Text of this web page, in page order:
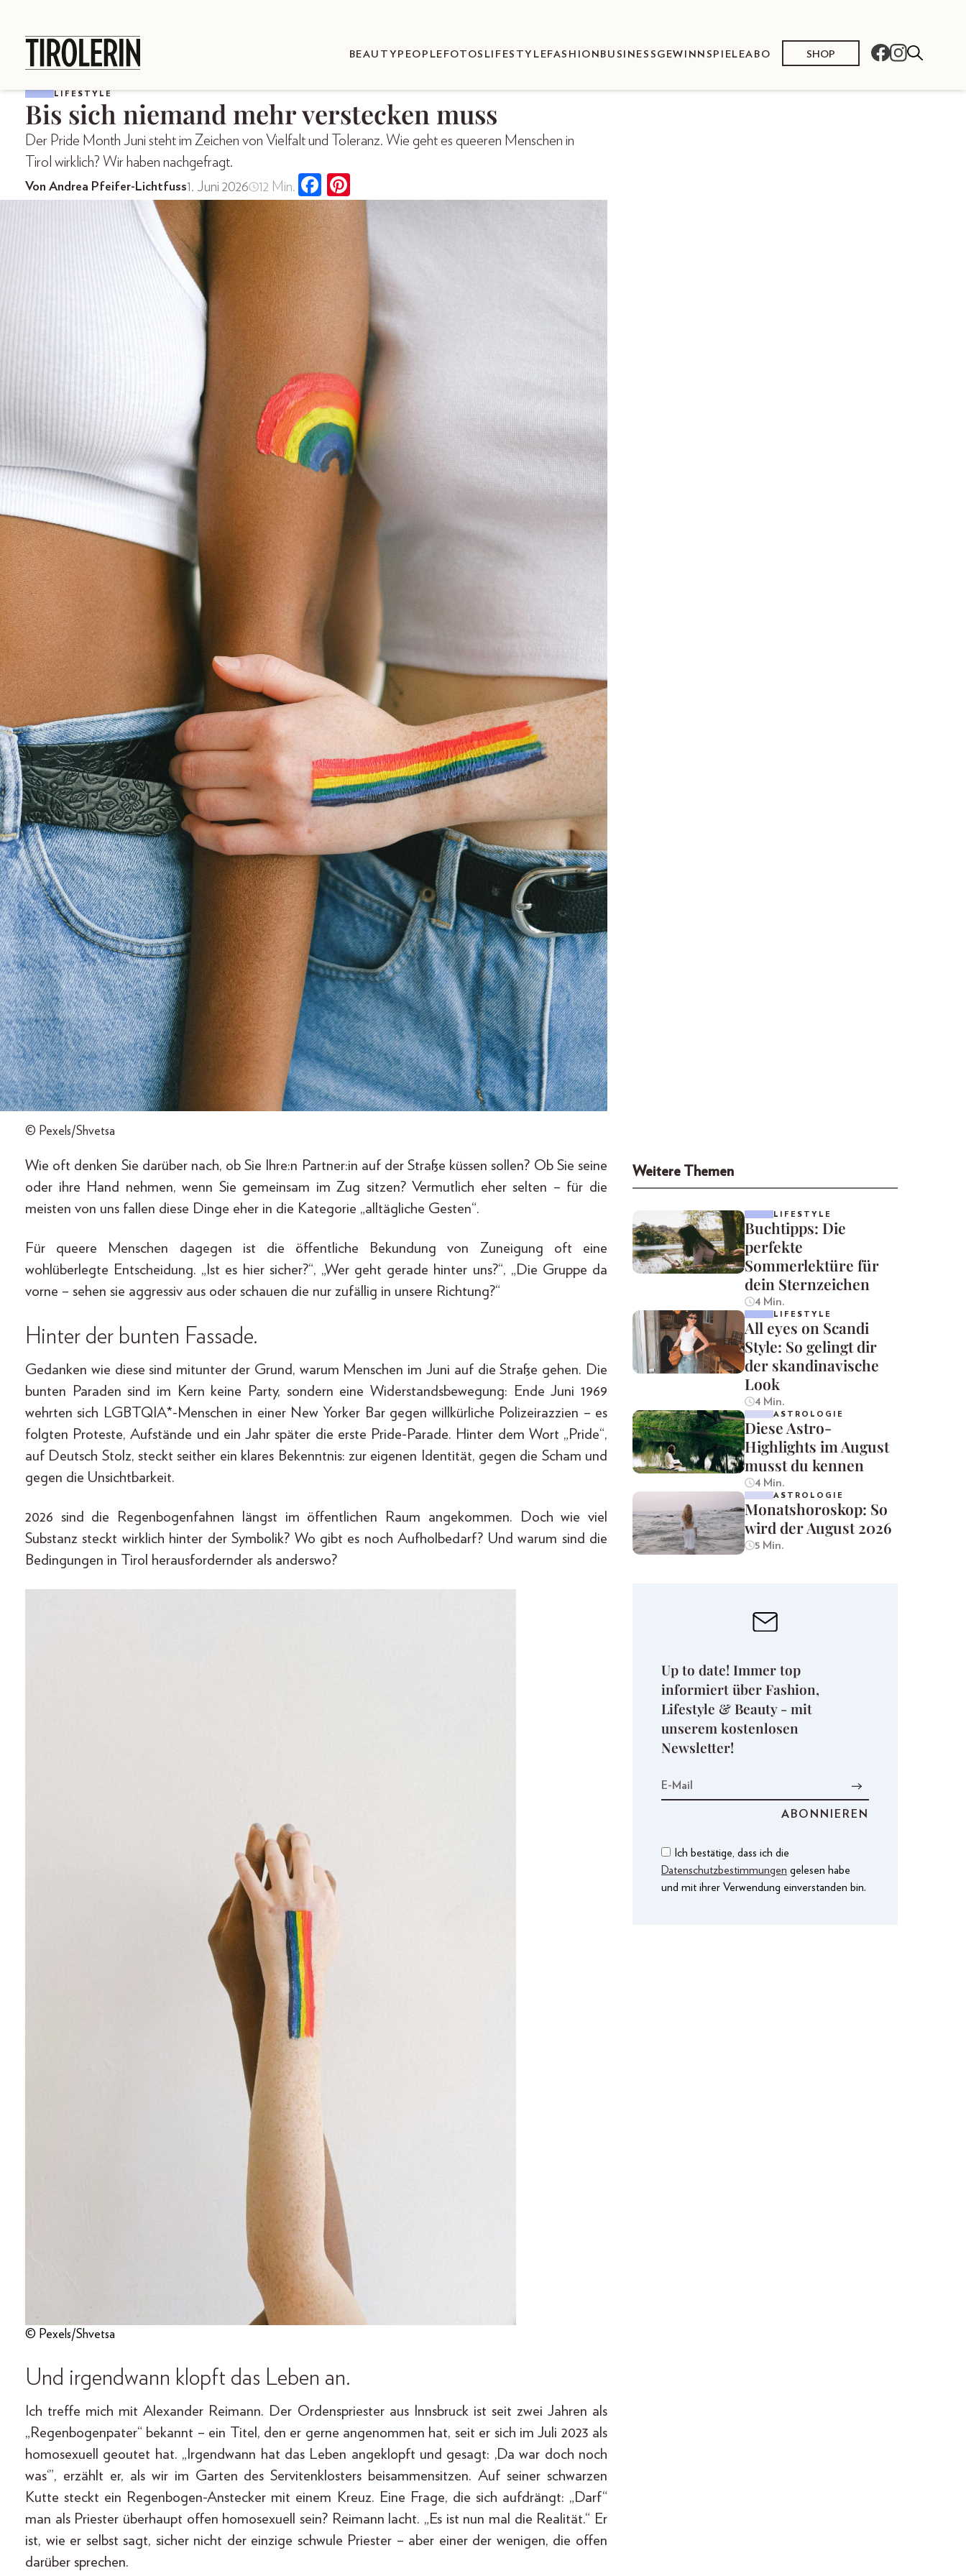
BEAUTY PEOPLE FOTOS LIFESTYLE FASHION BUSINESS GEWINNSPIELEABO SHOP
LIFESTYLE
Bis sich niemand mehr verstecken muss
Der Pride Month Juni steht im Zeichen von Vielfalt und Toleranz. Wie geht es queeren Menschen in
Tirol wirklich? Wir haben nachgefragt.
Von Andrea Pfeifer-Lichtfuss1. Juni 2026 12 Min.
© Pexels/Shvetsa
Wie oft denken Sie darüber nach, ob Sie Ihre:n Partner:in auf der Straße küssen sollen? Ob Sie seine
oder ihre Hand nehmen, wenn Sie gemeinsam im Zug sitzen? Vermutlich eher selten – für die
meisten von uns fallen diese Dinge eher in die Kategorie „alltägliche Gesten“.
Für queere Menschen dagegen ist die öffentliche Bekundung von Zuneigung oft eine
wohlüberlegte Entscheidung. „Ist es hier sicher?“, „Wer geht gerade hinter uns?“, „Die Gruppe da
vorne – sehen sie aggressiv aus oder schauen die nur zufällig in unsere Richtung?“
Hinter der bunten Fassade.
Gedanken wie diese sind mitunter der Grund, warum Menschen im Juni auf die Straße gehen. Die
bunten Paraden sind im Kern keine Party, sondern eine Widerstandsbewegung: Ende Juni 1969
wehrten sich LGBTQIA*-Menschen in einer New Yorker Bar gegen willkürliche Polizeirazzien – es
folgten Proteste, Aufstände und ein Jahr später die erste Pride-Parade. Hinter dem Wort „Pride“,
auf Deutsch Stolz, steckt seither ein klares Bekenntnis: zur eigenen Identität, gegen die Scham und
gegen die Unsichtbarkeit.
2026 sind die Regenbogenfahnen längst im öffentlichen Raum angekommen. Doch wie viel
Substanz steckt wirklich hinter der Symbolik? Wo gibt es noch Aufholbedarf? Und warum sind die
Bedingungen in Tirol herausfordernder als anderswo?
© Pexels/Shvetsa
Und irgendwann klopft das Leben an.
Ich treffe mich mit Alexander Reimann. Der Ordenspriester aus Innsbruck ist seit zwei Jahren als
„Regenbogenpater“ bekannt – ein Titel, den er gerne angenommen hat, seit er sich im Juli 2023 als
homosexuell geoutet hat. „Irgendwann hat das Leben angeklopft und gesagt: ‚Da war doch noch
was‘”, erzählt er, als wir im Garten des Servitenklosters beisammensitzen. Auf seiner schwarzen
Kutte steckt ein Regenbogen-Anstecker mit einem Kreuz. Eine Frage, die sich aufdrängt: „Darf“
man als Priester überhaupt offen homosexuell sein? Reimann lacht. „Es ist nun mal die Realität.“ Er
ist, wie er selbst sagt, sicher nicht der einzige schwule Priester – aber einer der wenigen, die offen
darüber sprechen.
Weitere Themen
LIFESTYLE
Buchtipps: Die
perfekte
Sommerlektüre für
dein Sternzeichen
4 Min.
LIFESTYLE
All eyes on Scandi
Style: So gelingt dir
der skandinavische
Look
4 Min.
ASTROLOGIE
Diese Astro-
Highlights im August
musst du kennen
4 Min.
ASTROLOGIE
Monatshoroskop: So
wird der August 2026
5 Min.
Up to date! Immer top
informiert über Fashion,
Lifestyle & Beauty - mit
unserem kostenlosen
Newsletter!
Ich bestätige, dass ich die
Datenschutzbestimmungen gelesen habe
und mit ihrer Verwendung einverstanden bin.